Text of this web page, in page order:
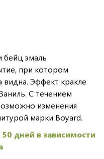
бейц эмаль
при котором
видна. Эффект кракле
С течением
изменения
марки Boyard.
дней в зависимости